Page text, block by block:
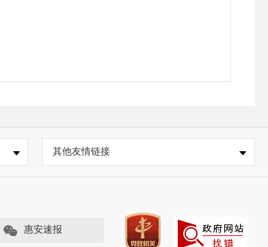
其他友情链接
惠安速报